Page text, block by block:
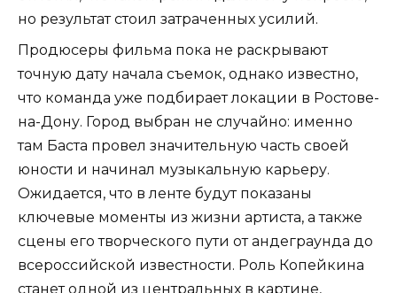
но результат стоил затраченных усилий.
Продюсеры фильма пока не раскрывают
точную дату начала съемок, однако известно,
что команда уже подбирает локации в Ростове-
на-Дону. Город выбран не случайно: именно
там Баста провел значительную часть своей
юности и начинал музыкальную карьеру.
Ожидается, что в ленте будут показаны
ключевые моменты из жизни артиста, а также
сцены его творческого пути от андеграунда до
всероссийской известности. Роль Копейкина
станет одной из центральных в картине,